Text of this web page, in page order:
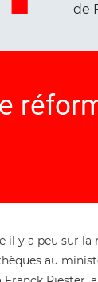
de
il y a peu sur
au